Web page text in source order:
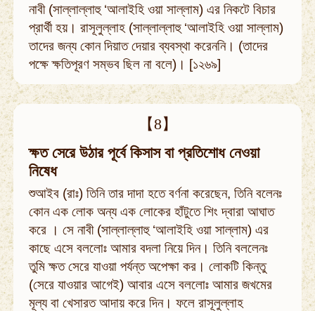
নাবী (সাল্লাল্লাহু ‘আলাইহি ওয়া সাল্লাম) এর নিকটে বিচার
প্রার্থী হয়। রাসূলুল্লাহ (সাল্লাল্লাহু ‘আলাইহি ওয়া সাল্লাম)
তাদের জন্য কোন দিয়াত দেয়ার ব্যবস্থা করেননি। (তাদের
পক্ষে ক্ষতিপূরণ সম্ভব ছিল না বলে)। [১২৬৯]
【8】
ক্ষত সেরে উঠার পূর্বে কিসাস বা প্রতিশোধ নেওয়া
নিষেধ
শুআইব (রাঃ) তিনি তার দাদা হতে বর্ণনা করেছেন, তিনি বলেনঃ
কোন এক লোক অন্য এক লোকের হাঁটুতে শিং দ্বারা আঘাত
করে । সে নাবী (সাল্লাল্লাহু ‘আলাইহি ওয়া সাল্লাম) এর
কাছে এসে বললোঃ আমার বদলা নিয়ে দিন। তিনি বললেনঃ
তুমি ক্ষত সেরে যাওয়া পর্যন্ত অপেক্ষা কর। লোকটি কিন্তু
(সেরে যাওয়ার আগেই) আবার এসে বললোঃ আমার জখমের
মূল্য বা খেসারত আদায় করে দিন। ফলে রাসূলুল্লাহ